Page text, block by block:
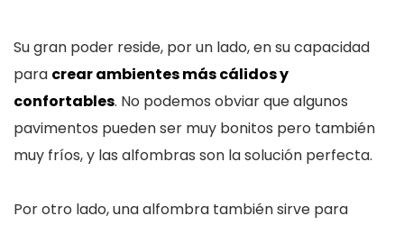
Su gran poder reside, por un lado, en su capacidad
para crear ambientes más cálidos y
confortables. No podemos obviar que algunos
pavimentos pueden ser muy bonitos pero también
muy fríos, y las alfombras son la solución perfecta.
Por otro lado, una alfombra también sirve para